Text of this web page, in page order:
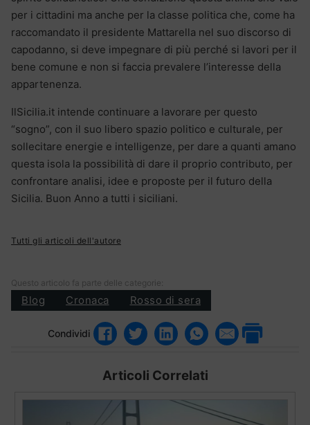
per i cittadini ma anche per la classe politica che, come ha
raccomandato il presidente Mattarella nel suo discorso di
capodanno, si deve impegnare di più perché si lavori per il
bene comune e non si faccia prevalere l’interesse della
appartenenza.
IlSicilia.it intende continuare a lavorare per questo
“sogno”, con il suo libero spazio politico e culturale, per
sollecitare energie e intelligenze, per dare a quanti amano
questa isola la possibilità di dare il proprio contributo, per
confrontare analisi, idee e proposte per il futuro della
Sicilia. Buon Anno a tutti i siciliani.
Tutti gli articoli dell'autore
Questo articolo fa parte delle categorie:
Blog Cronaca Rosso di sera
Condividi
Articoli Correlati